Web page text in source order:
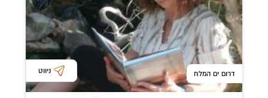
דרום ים המלח ניווט